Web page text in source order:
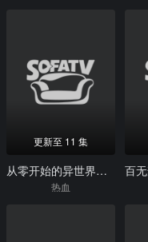
更新至 11 集
从零开始的异世界生活第4季
热血